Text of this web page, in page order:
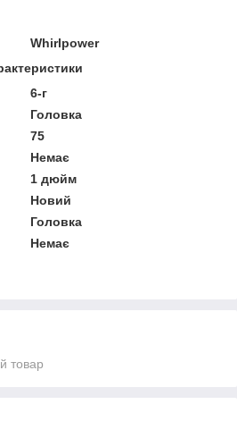
Whirlpower
6-г
Головка
75
Немає
1 дюйм
Новий
Головка
Немає
товар